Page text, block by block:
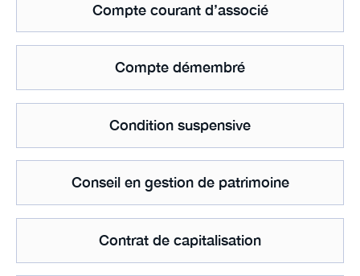
Compte courant d’associé
Compte démembré
Condition suspensive
Conseil en gestion de patrimoine
Contrat de capitalisation